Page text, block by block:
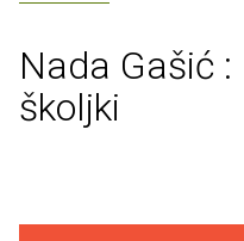
Nada Gašić
školjki